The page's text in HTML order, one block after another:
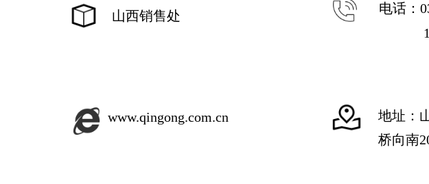
山西销售处
电话：
www.qingong.com.cn
地址：
桥向南